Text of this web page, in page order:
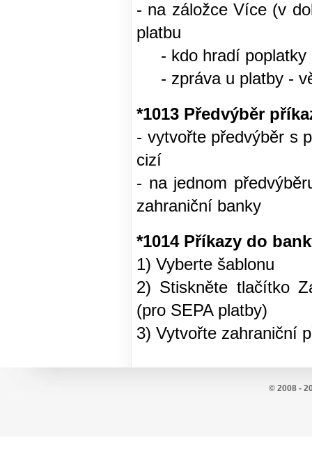
- na záložce Více (v
platbu
- kdo hradí poplatky
- zpráva u platby -
*1013 Předvýběr
- vytvořte předvýběr s
cizí
- na jednom
zahraniční banky
*1014 Příkazy do
1) Vyberte šablonu
2) Stiskněte tlačítko
(pro SEPA platby)
3) Vytvořte zahraniční
© 2008 -